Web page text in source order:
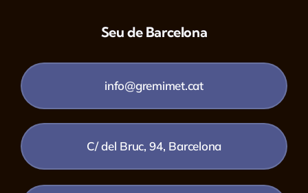
Seu de Barcelona
info@gremimet.cat
C/ del Bruc, 94, Barcelona